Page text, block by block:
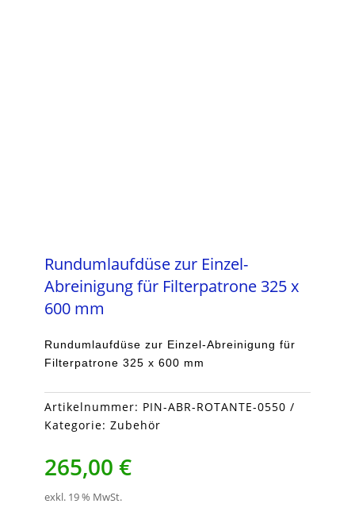
Rundumlaufdüse zur Einzel-
Abreinigung für Filterpatrone 325 x
600 mm
Rundumlaufdüse zur Einzel-Abreinigung für
Filterpatrone 325 x 600 mm
Artikelnummer: PIN-ABR-ROTANTE-0550
Kategorie: Zubehör
265,00 €
exkl. 19 % MwSt.